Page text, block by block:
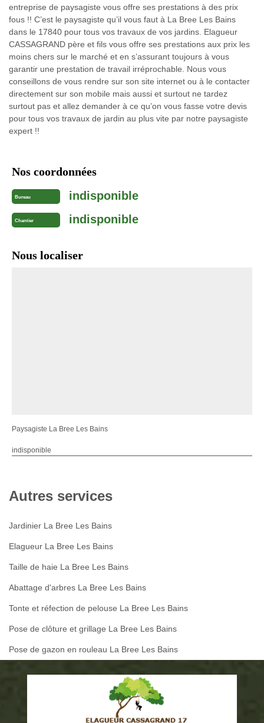
entreprise de paysagiste vous offre ses prestations à des prix
fous !! C’est le paysagiste qu’il vous faut à La Bree Les Bains
dans le 17840 pour tous vos travaux de vos jardins. Elagueur
CASSAGRAND père et fils vous offre ses prestations aux prix les
moins chers sur le marché et en s’assurant toujours à vous
garantir une prestation de travail irréprochable. Nous vous
conseillons de vous rendre sur son site internet ou à le contacter
directement sur son mobile mais aussi et surtout ne tardez
surtout pas et allez demander à ce qu’on vous fasse votre devis
pour tous vos travaux de jardin au plus vite par notre paysagiste
expert !!
Nos coordonnées
Bureau indisponible
Chantier indisponible
Nous localiser
Paysagiste La Bree Les Bains
indisponible
Autres services
Jardinier La Bree Les Bains
Elagueur La Bree Les Bains
Taille de haie La Bree Les Bains
Abattage d'arbres La Bree Les Bains
Tonte et réfection de pelouse La Bree Les Bains
Pose de clôture et grillage La Bree Les Bains
Pose de gazon en rouleau La Bree Les Bains